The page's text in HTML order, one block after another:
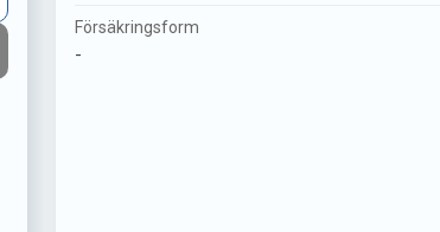
Försäkringsform
-